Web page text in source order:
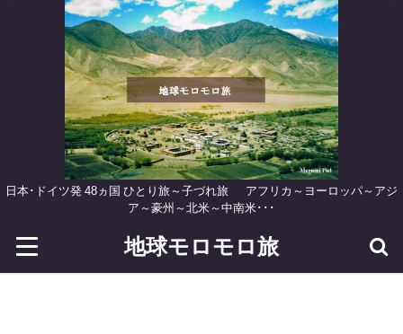
日本･ドイツ発 48ヵ国 ひとり旅～子づれ旅 アフリカ～ヨーロッパ～アジ
ア～豪州～北米～中南米･･･
地球モロモロ旅